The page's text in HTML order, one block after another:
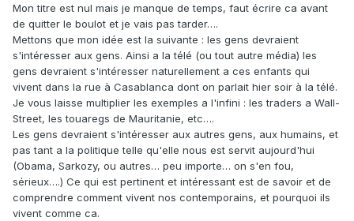
Mon titre est nul mais je manque de temps, faut écrire ca avant
de quitter le boulot et je vais pas tarder….
Mettons que mon idée est la suivante : les gens devraient
s'intéresser aux gens. Ainsi a la télé (ou tout autre média) les
gens devraient s'intéresser naturellement a ces enfants qui
vivent dans la rue à Casablanca dont on parlait hier soir à la télé.
Je vous laisse multiplier les exemples a l'infini : les traders a Wall-
Street, les touaregs de Mauritanie, etc….
Les gens devraient s'intéresser aux autres gens, aux humains, et
pas tant a la politique telle qu'elle nous est servit aujourd'hui
(Obama, Sarkozy, ou autres… peu importe… on s'en fou,
sérieux….) Ce qui est pertinent et intéressant est de savoir et de
comprendre comment vivent nos contemporains, et pourquoi ils
vivent comme ca.